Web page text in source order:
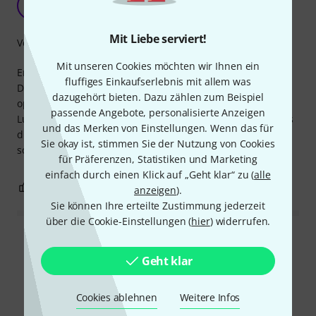
Mit Liebe serviert!
Mit unseren Cookies möchten wir Ihnen ein
fluffiges Einkaufserlebnis mit allem was
dazugehört bieten. Dazu zählen zum Beispiel
passende Angebote, personalisierte Anzeigen
und das Merken von Einstellungen. Wenn das für
Sie okay ist, stimmen Sie der Nutzung von Cookies
für Präferenzen, Statistiken und Marketing
einfach durch einen Klick auf „Geht klar“ zu (alle
anzeigen).
Sie können Ihre erteilte Zustimmung jederzeit
über die Cookie-Einstellungen (hier) widerrufen.
Geht klar
Cookies ablehnen Weitere Infos
Enthält genug, um den Oasis-Luftbefeuchter ein halbes
Dutzend Mal mit Gelsalz nachzufüllen und ihn so in
optimalem Zustand zu halten. Ich verwende diesen
Luftbefeuchter seit einigen Jahren, um zu verhindern, dass
die leicht gewölbte Resonanzdecke einer irischen Bouzouki
schrumpft.
Verarbeitung
0 BEWERTUNG MELDEN
Alle Bewertungen lesen
Alternativen vergleichen